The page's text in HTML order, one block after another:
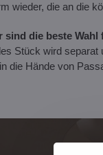
wieder, die an die
sind die beste
Stück wird separat
die Hände von